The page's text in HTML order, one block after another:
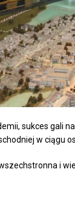
sukces gali
w ciągu
i